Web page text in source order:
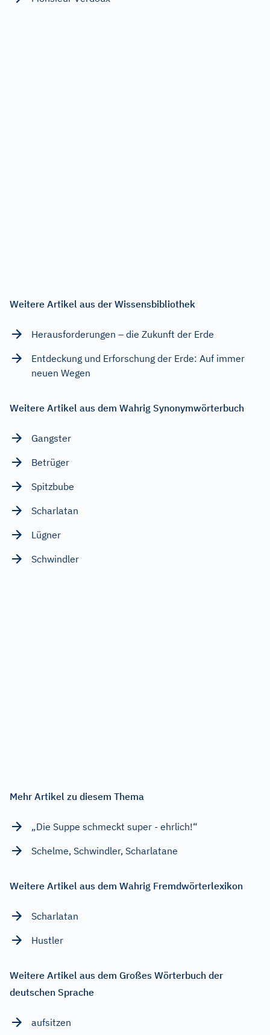
Weitere Artikel aus der Wissensbibliothek
Herausforderungen – die Zukunft der Erde
Entdeckung und Erforschung der Erde: Auf immer
neuen Wegen
Weitere Artikel aus dem Wahrig Synonymwörterbuch
Gangster
Betrüger
Spitzbube
Scharlatan
Lügner
Schwindler
Mehr Artikel zu diesem Thema
„Die Suppe schmeckt super - ehrlich!“
Schelme, Schwindler, Scharlatane
Weitere Artikel aus dem Wahrig Fremdwörterlexikon
Scharlatan
Hustler
Weitere Artikel aus dem Großes Wörterbuch der
deutschen Sprache
aufsitzen